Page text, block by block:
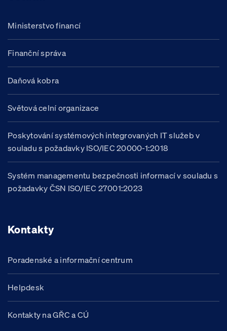
Ministerstvo financí
Finanční správa
Daňová kobra
Světová celní organizace
Poskytování systémových integrovaných IT služeb v
souladu s požadavky ISO/IEC 20000-1:2018
Systém managementu bezpečnosti informací v souladu s
požadavky ČSN ISO/IEC 27001:2023
Kontakty
Poradenské a informační centrum
Helpdesk
Kontakty na GŘC a CÚ